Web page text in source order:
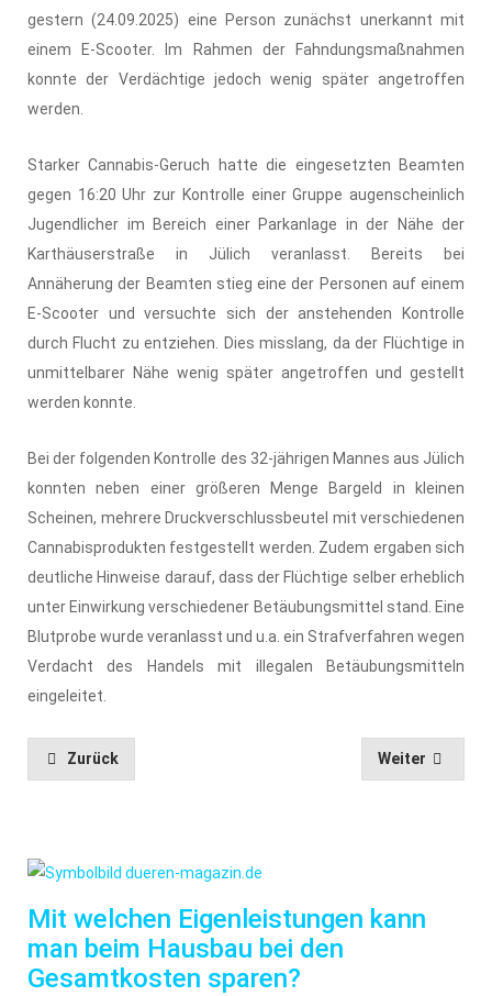
gestern (24.09.2025) eine Person zunächst unerkannt mit
einem E-Scooter. Im Rahmen der Fahndungsmaßnahmen
konnte der Verdächtige jedoch wenig später angetroffen
werden.
Starker Cannabis-Geruch hatte die eingesetzten Beamten
gegen 16:20 Uhr zur Kontrolle einer Gruppe augenscheinlich
Jugendlicher im Bereich einer Parkanlage in der Nähe der
Karthäuserstraße in Jülich veranlasst. Bereits bei
Annäherung der Beamten stieg eine der Personen auf einem
E-Scooter und versuchte sich der anstehenden Kontrolle
durch Flucht zu entziehen. Dies misslang, da der Flüchtige in
unmittelbarer Nähe wenig später angetroffen und gestellt
werden konnte.
Bei der folgenden Kontrolle des 32-jährigen Mannes aus Jülich
konnten neben einer größeren Menge Bargeld in kleinen
Scheinen, mehrere Druckverschlussbeutel mit verschiedenen
Cannabisprodukten festgestellt werden. Zudem ergaben sich
deutliche Hinweise darauf, dass der Flüchtige selber erheblich
unter Einwirkung verschiedener Betäubungsmittel stand. Eine
Blutprobe wurde veranlasst und u.a. ein Strafverfahren wegen
Verdacht des Handels mit illegalen Betäubungsmitteln
eingeleitet.
Zurück Weiter
Mit welchen Eigenleistungen kann
man beim Hausbau bei den
Gesamtkosten sparen?